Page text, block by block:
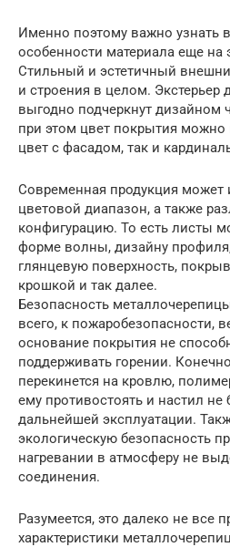
Именно поэтому важно узнать
особенности материала еще на
Стильный и эстетичный
и строения в целом.
выгодно подчеркнут дизайном
при этом цвет покрытия можно
цвет с фасадом, так и
Современная продукция может
цветовой диапазон, а также
конфигурацию. То есть листы
форме волны, дизайну
глянцевую поверхность,
крошкой и так далее.
Безопасность
всего, к пожаробезопасности,
основание покрытия не
поддерживать горении.
перекинется на кровлю,
ему противостоять и настил не
дальнейшей эксплуатации.
экологическую безопасность
нагревании в атмосферу не
соединения.
Разумеется, это далеко не все
характеристики